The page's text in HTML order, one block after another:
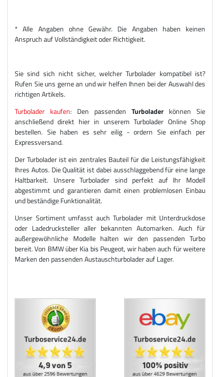
* Alle Angaben ohne Gewähr. Die Angaben haben keinen
Anspruch auf Vollständigkeit oder Richtigkeit.
Sie sind sich nicht sicher, welcher Turbolader kompatibel ist?
Rufen Sie uns gerne an und wir helfen Ihnen bei der Auswahl des
richtigen Artikels.
Turbolader kaufen: Den passenden Turbolader können Sie
anschließend direkt hier in unserem Turbolader Online Shop
bestellen. Sie haben es sehr eilig - ordern Sie einfach per
Expressversand.
Der Turbolader ist ein zentrales Bauteil für die Leistungsfähigkeit
Ihres Autos. Die Qualität ist dabei ausschlaggebend für eine lange
Haltbarkeit. Unsere Turbolader sind perfekt auf Ihr Modell
abgestimmt und garantieren damit einen problemlosen Einbau
und beständige Funktionalität.
Unser Sortiment umfasst auch Turbolader mit Unterdruckdose
oder Ladedrucksteller aller bekannten Automarken. Auch für
außergewöhnliche Modelle halten wir den passenden Turbo
bereit. Von BMW über Kia bis Peugeot, wir haben auch für weitere
Marken den passenden Austauschturbolader auf Lager.